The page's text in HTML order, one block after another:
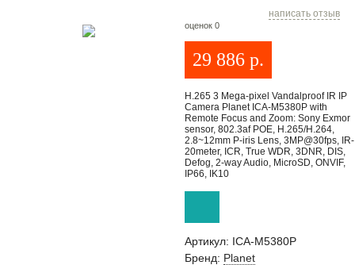
оценок 0
написать отзыв
29 886 р.
H.265 3 Mega-pixel Vandalproof IR IP
Camera Planet ICA-M5380P with
Remote Focus and Zoom: Sony Exmor
sensor, 802.3af POE, H.265/H.264,
2.8~12mm P-iris Lens, 3MP@30fps, IR-
20meter, ICR, True WDR, 3DNR, DIS,
Defog, 2-way Audio, MicroSD, ONVIF,
IP66, IK10
Артикул: ICA-M5380P
Бренд: Planet